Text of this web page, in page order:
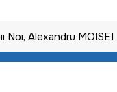
Noi, Alexandru MOISEI